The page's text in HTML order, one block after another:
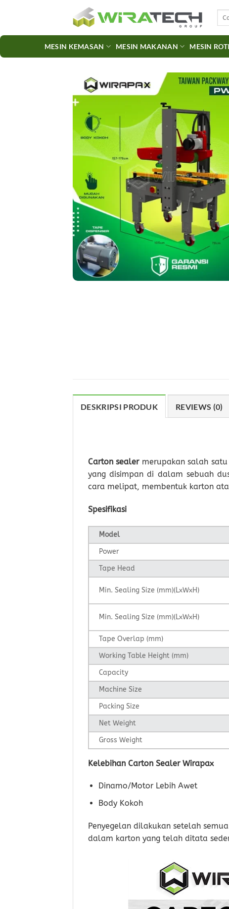
MESIN KEMASAN MESIN MAKANAN MESIN ROTI
DESKRIPSI PRODUK REVIEWS (0)
Carton sealermerupakan salah satu
yang disimpan di dalam sebuah
cara melipat, membentuk karton
Spesifikasi
Model
Power
Tape Head
Min. Sealing Size (mm)(LxWxH)
Min. Sealing Size (mm)(LxWxH)
Tape Overlap (mm)
Working Table Height (mm)
Capacity
Machine Size
Packing Size
Net Weight
Gross Weight
Kelebihan Carton Sealer Wirapax
Dinamo/Motor Lebih Awet
Body Kokoh
Penyegelan dilakukan setelah
dalam karton yang telah ditata